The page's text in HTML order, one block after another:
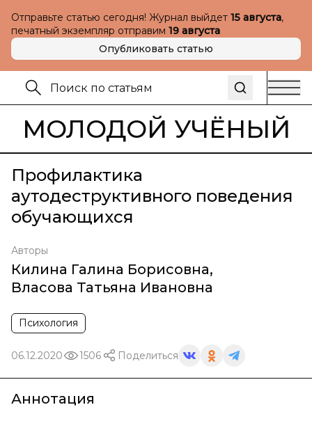
Отправьте статью сегодня! Журнал выйдет 15 августа,
печатный экземпляр отправим 19 августа
Опубликовать статью
МОЛОДОЙ УЧЁНЫЙ
Профилактика
аутодеструктивного поведения
обучающихся
Авторы
Килина Галина Борисовна,
Власова Татьяна Ивановна
Психология
06.12.2020 1506 Поделиться
Аннотация